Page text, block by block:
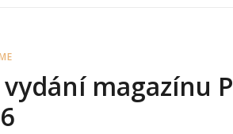
vydání magazínu